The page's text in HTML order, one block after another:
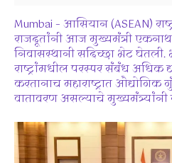
Mumbai – आसियान (ASEAN)
राजदूतांनी आज मुख्यमंत्री एकनाथ
निवासस्थानी सदिच्छा भेट
राष्ट्रांमधील परस्पर संबंध अधिक
करतानाच महाराष्ट्रात
वातावरण असल्याचे